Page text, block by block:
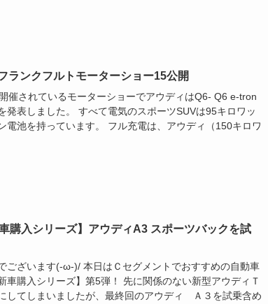
ンクフルトモーターショー15公開
催されているモーターショーでアウディはQ6- Q6 e-tron
発表しました。 すべて電気のスポーツSUVは95キロワッ
電池を持っています。 フル充電は、アウディ（150キロワ
購入シリーズ】アウディA3 スポーツバックを試
ございます(-ω-)/ 本日はＣセグメントでおすすめの自動車
車購入シリーズ】第5弾！ 先に関係のない新型アウディＴ
してしまいましたが、最終回のアウディ Ａ３を試乗含め